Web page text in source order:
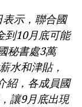
示，聯合國
到10月底可能
秘書處3萬
水和津貼，
紹，各成員國
讓9月底出現